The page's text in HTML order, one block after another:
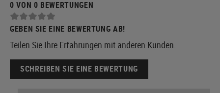
0 VON 0 BEWERTUNGEN
GEBEN SIE EINE BEWERTUNG AB!
Teilen Sie Ihre Erfahrungen mit anderen Kunden.
SCHREIBEN SIE EINE BEWERTUNG